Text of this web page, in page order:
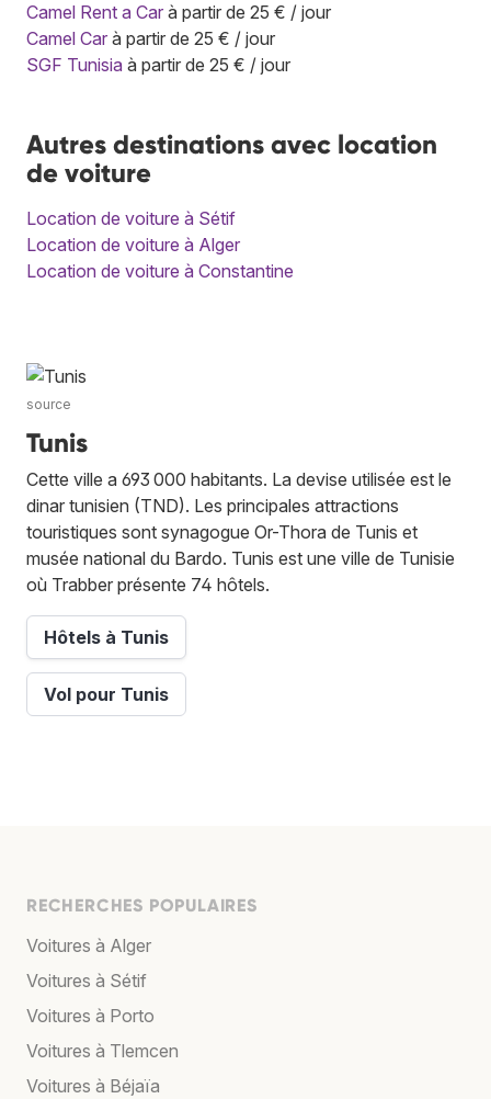
Camel Rent a Car à partir de 25 € / jour
Camel Car à partir de 25 € / jour
SGF Tunisia à partir de 25 € / jour
Autres destinations avec location
de voiture
Location de voiture à Sétif
Location de voiture à Alger
Location de voiture à Constantine
source
Tunis
Cette ville a 693 000 habitants. La devise utilisée est le
dinar tunisien (TND). Les principales attractions
touristiques sont synagogue Or-Thora de Tunis et
musée national du Bardo. Tunis est une ville de Tunisie
où Trabber présente 74 hôtels.
Hôtels à Tunis
Vol pour Tunis
RECHERCHES POPULAIRES
Voitures à Alger
Voitures à Sétif
Voitures à Porto
Voitures à Tlemcen
Voitures à Béjaïa